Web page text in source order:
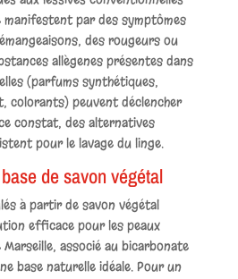
par des symptômes
des rougeurs ou
allègenes présentes dans
(parfums synthétiques,
colorants) peuvent déclencher
constat, des alternatives
pour le lavage du linge.
de savon végétal
à partir de savon végétal
efficace pour les peaux
Marseille, associé au bicarbonate
base naturelle idéale. Pour un